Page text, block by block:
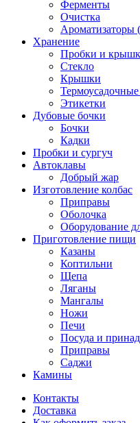
Ферменты
Очистка
Ароматизаторы
Хранение
Пробки и
Стекло
Крышки
Этикетки
Дубовые бочки
Бочки
Кадки
Пробки и сургуч
Автоклавы
Добрый жар
Изготовление колбас
Приправы
Оболочка
Оборудование
Приготовление пищи
Казаны
Коптильни
Щепа
Ляганы
Мангалы
Ножи
Печи
Посуда и
Приправы
Саджи
Камины
Контакты
Доставка